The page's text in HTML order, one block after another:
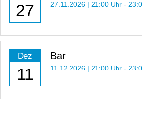
27 27.11.2026 | 21:00 Uhr -
Dez
11
Bar
11.12.2026 | 21:00 Uhr -